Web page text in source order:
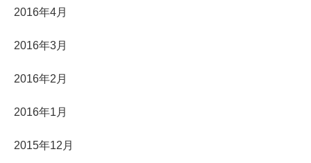
2016年4月
2016年3月
2016年2月
2016年1月
2015年12月